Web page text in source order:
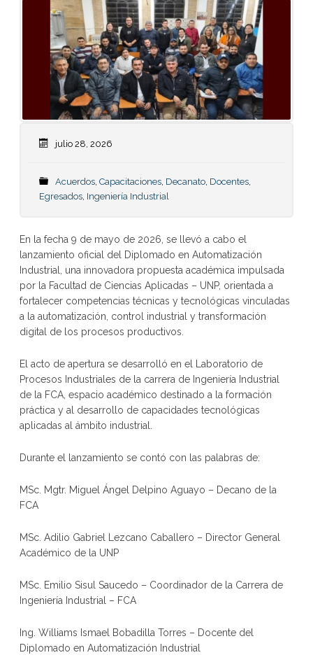
julio 28, 2026
Acuerdos, Capacitaciones, Decanato, Docentes,
Egresados, Ingeniería Industrial
En la fecha 9 de mayo de 2026, se llevó a cabo el
lanzamiento oficial del Diplomado en Automatización
Industrial, una innovadora propuesta académica impulsada
por la Facultad de Ciencias Aplicadas – UNP, orientada a
fortalecer competencias técnicas y tecnológicas vinculadas
a la automatización, control industrial y transformación
digital de los procesos productivos.
El acto de apertura se desarrolló en el Laboratorio de
Procesos Industriales de la carrera de Ingeniería Industrial
de la FCA, espacio académico destinado a la formación
práctica y al desarrollo de capacidades tecnológicas
aplicadas al ámbito industrial.
Durante el lanzamiento se contó con las palabras de:
MSc. Mgtr. Miguel Ángel Delpino Aguayo – Decano de la
FCA
MSc. Adilio Gabriel Lezcano Caballero – Director General
Académico de la UNP
MSc. Emilio Sisul Saucedo – Coordinador de la Carrera de
Ingeniería Industrial – FCA
Ing. Williams Ismael Bobadilla Torres – Docente del
Diplomado en Automatización Industrial